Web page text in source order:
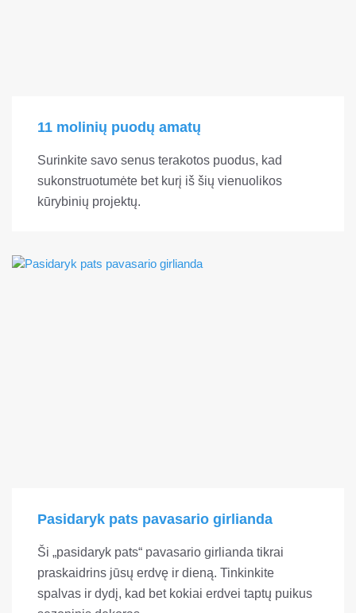
11 molinių puodų amatų
Surinkite savo senus terakotos puodus, kad
sukonstruotumėte bet kurį iš šių vienuolikos
kūrybinių projektų.
Pasidaryk pats pavasario girlianda
Ši „pasidaryk pats“ pavasario girlianda tikrai
praskaidrins jūsų erdvę ir dieną. Tinkinkite
spalvas ir dydį, kad bet kokiai erdvei taptų puikus